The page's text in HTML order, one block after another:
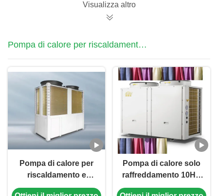
Visualizza altro
Pompa di calore per riscaldamento e
raffreddamento
Pompa di calore per
riscaldamento e
raffreddamento super
Pompa di calore solo
raffreddamento 10HP
380V 3N/50Hz per il